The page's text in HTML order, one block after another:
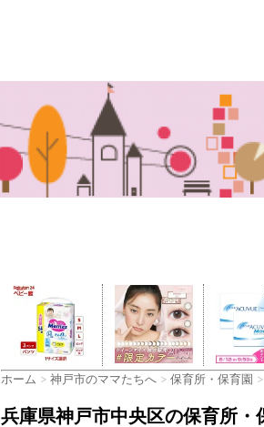
ホーム > 神戸市のママたちへ > 保育所・保育園 >
兵庫県神戸市中央区の保育所